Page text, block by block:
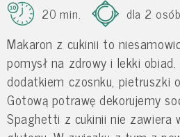
20 min.
dla 2 osób
Makaron z cukinii to
pomysł na zdrowy i lekki
dodatkiem czosnku, pietruszki
Gotową potrawę dekorujemy
Spaghetti z cukinii nie zawiera